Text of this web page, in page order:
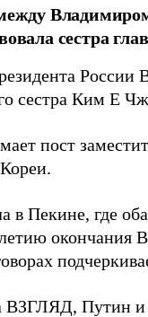
сестра
сестра Ким Е
пост
в Пекине, где
окончания
ВЗГЛЯД, Путин